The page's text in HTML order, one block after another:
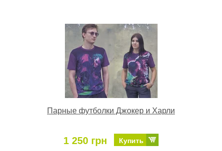
Парные футболки Джокер и Харли
1 250 грн Купить